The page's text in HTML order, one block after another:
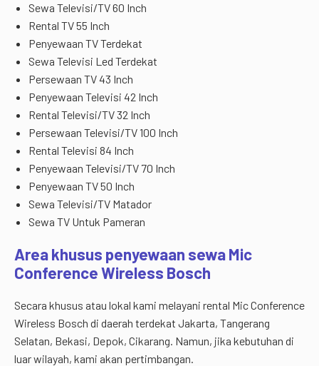
Sewa Televisi/TV 60 Inch
Rental TV 55 Inch
Penyewaan TV Terdekat
Sewa Televisi Led Terdekat
Persewaan TV 43 Inch
Penyewaan Televisi 42 Inch
Rental Televisi/TV 32 Inch
Persewaan Televisi/TV 100 Inch
Rental Televisi 84 Inch
Penyewaan Televisi/TV 70 Inch
Penyewaan TV 50 Inch
Sewa Televisi/TV Matador
Sewa TV Untuk Pameran
Area khusus penyewaan sewa Mic
Conference Wireless Bosch
Secara khusus atau lokal kami melayani rental Mic Conference
Wireless Bosch di daerah terdekat Jakarta, Tangerang
Selatan, Bekasi, Depok, Cikarang. Namun, jika kebutuhan di
luar wilayah, kami akan pertimbangan.